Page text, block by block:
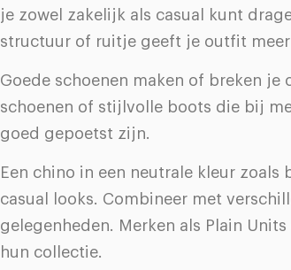
je zowel zakelijk als casual kunt
structuur of ruitje geeft je outfit meer
Goede schoenen maken of breken
schoenen of stijlvolle boots die bij
goed gepoetst zijn.
Een chino in een neutrale kleur
casual looks. Combineer met
gelegenheden. Merken als Plain
hun collectie.